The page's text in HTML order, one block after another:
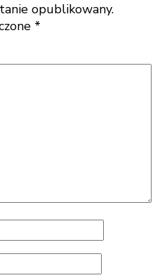
opublikowany.
*